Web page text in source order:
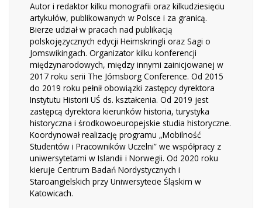
Autor i redaktor kilku monografii oraz kilkudziesięciu
artykułów, publikowanych w Polsce i za granicą.
Bierze udział w pracach nad publikacją
polskojęzycznych edycji Heimskringli oraz Sagi o
Jomswikingach. Organizator kilku konferencji
międzynarodowych, między innymi zainicjowanej w
2017 roku serii The Jómsborg Conference. Od 2015
do 2019 roku pełnił obowiązki zastępcy dyrektora
Instytutu Historii UŚ ds. kształcenia. Od 2019 jest
zastępcą dyrektora kierunków historia, turystyka
historyczna i środkowoeuropejskie studia historyczne.
Koordynował realizację programu „Mobilność
Studentów i Pracowników Uczelni” we współpracy z
uniwersytetami w Islandii i Norwegii. Od 2020 roku
kieruje Centrum Badań Nordystycznych i
Staroangielskich przy Uniwersytecie Śląskim w
Katowicach.